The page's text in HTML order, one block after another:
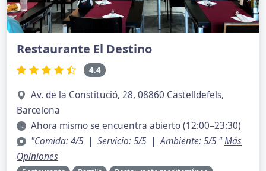
Restaurante El Destino
4.4
Av. de la Constitució, 28, 08860 Castelldefels,
Barcelona
Ahora mismo se encuentra abierto (12:00–23:30)
"Comida: 4/5 | Servicio: 5/5 | Ambiente: 5/5 "Más
Opiniones